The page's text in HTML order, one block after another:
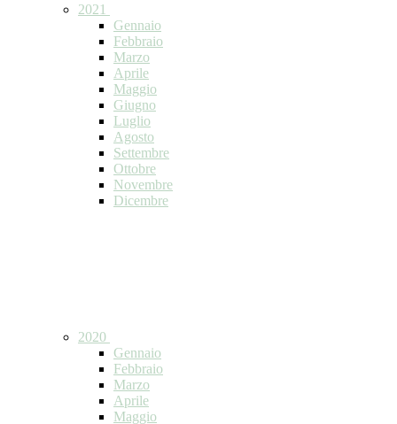
2021
Gennaio
Febbraio
Marzo
Aprile
Maggio
Giugno
Luglio
Agosto
Settembre
Ottobre
Novembre
Dicembre
2020
Gennaio
Febbraio
Marzo
Aprile
Maggio